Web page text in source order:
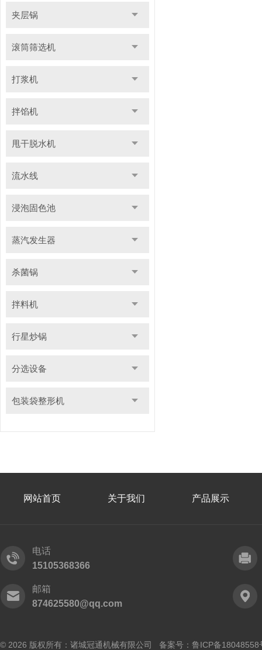
夹层锅
滚筒筛选机
打浆机
拌馅机
甩干脱水机
流水线
浸泡固色池
蒸汽发生器
杀菌锅
拌料机
行星炒锅
分选设备
包装袋整形机
网站首页 关于我们 产品展示
电话
15105368366
邮箱
874625580@qq.com
© 2026 版权所有：诸城冠通机械有限公司 备案号： 鲁ICP备18048558